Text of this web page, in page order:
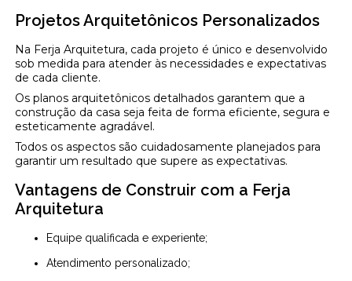
Projetos Arquitetônicos Personalizados
Na Ferja Arquitetura, cada projeto é único e desenvolvido
sob medida para atender às necessidades e expectativas
de cada cliente.
Os planos arquitetônicos detalhados garantem que a
construção da casa seja feita de forma eficiente, segura e
esteticamente agradável.
Todos os aspectos são cuidadosamente planejados para
garantir um resultado que supere as expectativas.
Vantagens de Construir com a Ferja
Arquitetura
Equipe qualificada e experiente;
Atendimento personalizado;